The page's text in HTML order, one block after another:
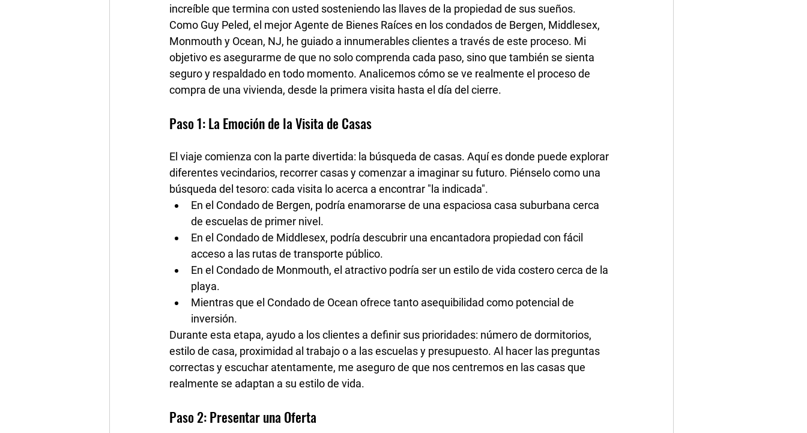
increíble que termina con usted sosteniendo las llaves de la propiedad de sus sueños.
Como Guy Peled, el mejor Agente de Bienes Raíces en los condados de Bergen, Middlesex,
Monmouth y Ocean, NJ, he guiado a innumerables clientes a través de este proceso. Mi
objetivo es asegurarme de que no solo comprenda cada paso, sino que también se sienta
seguro y respaldado en todo momento. Analicemos cómo se ve realmente el proceso de
compra de una vivienda, desde la primera visita hasta el día del cierre.
Paso 1: La Emoción de la Visita de Casas
El viaje comienza con la parte divertida: la búsqueda de casas. Aquí es donde puede explorar
diferentes vecindarios, recorrer casas y comenzar a imaginar su futuro. Piénselo como una
búsqueda del tesoro: cada visita lo acerca a encontrar "la indicada".
En el Condado de Bergen, podría enamorarse de una espaciosa casa suburbana cerca
de escuelas de primer nivel.
En el Condado de Middlesex, podría descubrir una encantadora propiedad con fácil
acceso a las rutas de transporte público.
En el Condado de Monmouth, el atractivo podría ser un estilo de vida costero cerca de la
playa.
Mientras que el Condado de Ocean ofrece tanto asequibilidad como potencial de
inversión.
Durante esta etapa, ayudo a los clientes a definir sus prioridades: número de dormitorios,
estilo de casa, proximidad al trabajo o a las escuelas y presupuesto. Al hacer las preguntas
correctas y escuchar atentamente, me aseguro de que nos centremos en las casas que
realmente se adaptan a su estilo de vida.
Paso 2: Presentar una Oferta